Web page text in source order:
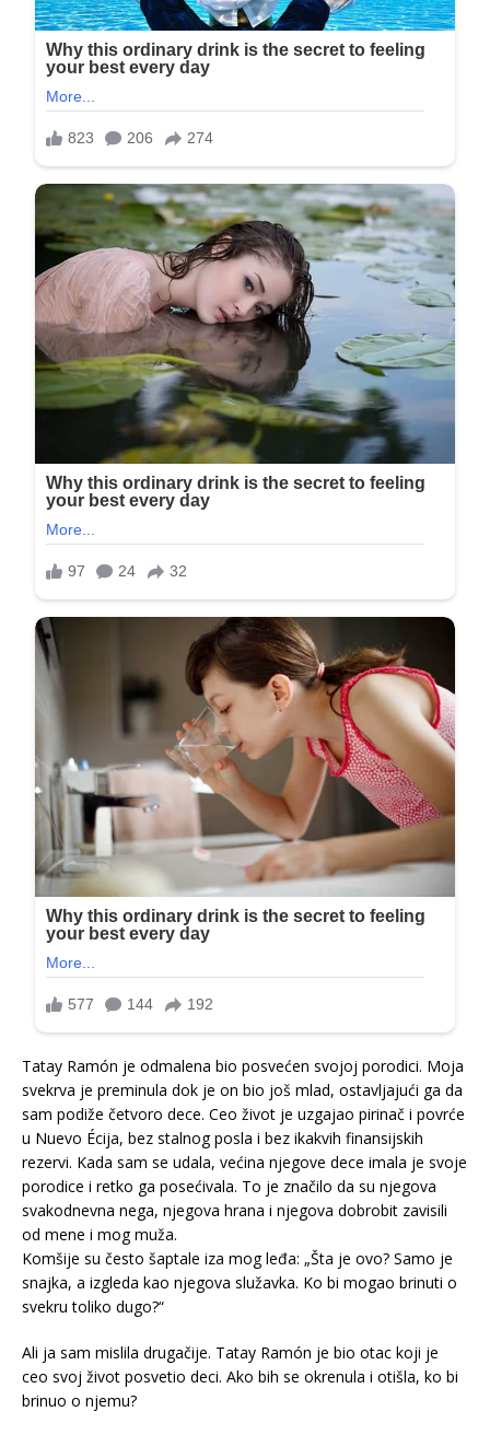
Tatay Ramón je odmalena bio posvećen svojoj porodici. Moja
svekrva je preminula dok je on bio još mlad, ostavljajući ga da
sam podiže četvoro dece. Ceo život je uzgajao pirinač i povrće
u Nuevo Écija, bez stalnog posla i bez ikakvih finansijskih
rezervi. Kada sam se udala, većina njegove dece imala je svoje
porodice i retko ga posećivala. To je značilo da su njegova
svakodnevna nega, njegova hrana i njegova dobrobit zavisili
od mene i mog muža.
Komšije su često šaptale iza mog leđa: „Šta je ovo? Samo je
snajka, a izgleda kao njegova služavka. Ko bi mogao brinuti o
svekru toliko dugo?“
Ali ja sam mislila drugačije. Tatay Ramón je bio otac koji je
ceo svoj život posvetio deci. Ako bih se okrenula i otišla, ko bi
brinuo o njemu?